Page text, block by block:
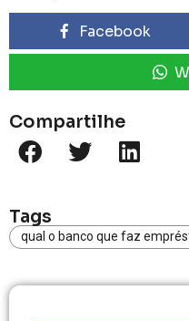
Compartilhe
Tags
qual o banco que faz
Facebook